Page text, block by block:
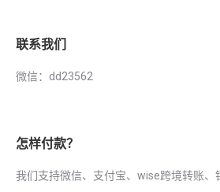
联系我们
微信：dd23562
怎样付款？
我们支持微信、支付宝、wise跨境转账、